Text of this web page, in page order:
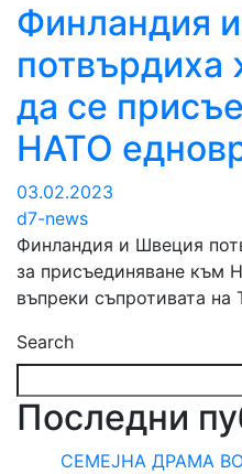
Финландия
потвърдиха
да се
НАТО
03.02.2023
d7-news
Финландия и Швеция
за присъединяване към
въпреки съпротивата
Search
Последни
СЕМЕЈНА ДРАМА